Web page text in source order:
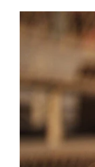
「アロンソ選
フェラーリ移
になる
通算32勝を挙
ている